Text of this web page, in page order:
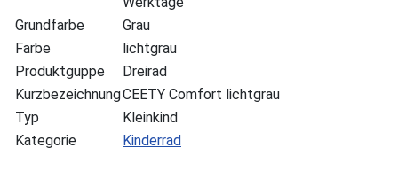
Grundfarbe
Grau
Farbe
lichtgrau
Produktguppe
Dreirad
KurzbezeichnungCEETY Comfort lichtgrau
Typ
Kleinkind
Kategorie
Kinderrad